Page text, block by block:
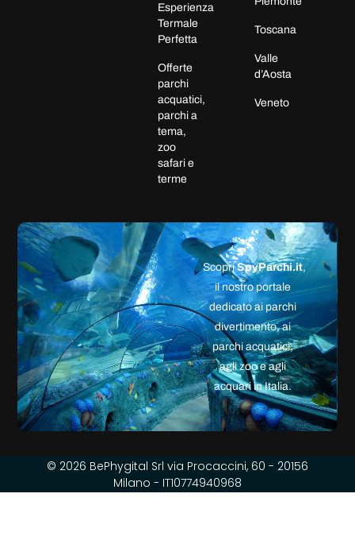
Esperienza
Termale
Perfetta
Offerte
parchi
acquatici,
parchi a
tema,
zoo
safari e
terme
Toscana
Valle
d’Aosta
Veneto
ScopriSpyParchi.it,
il nostro portale
dedicato ai parchi
divertimento, ai
parchi acquatici,
agli zoo e agli
acquari in Italia.
© 2026 BePhygital Srl via Procaccini, 60 - 20156
Milano - IT10774940968